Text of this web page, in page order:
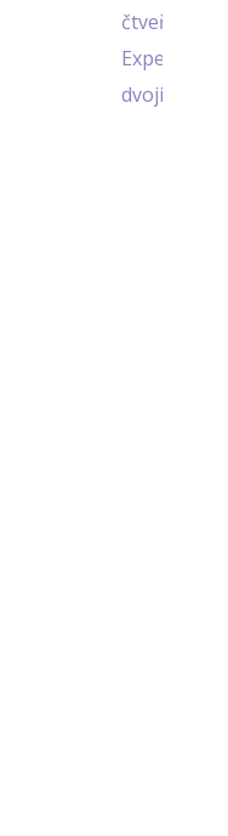
čtveřicích:
Expertní
dvojice